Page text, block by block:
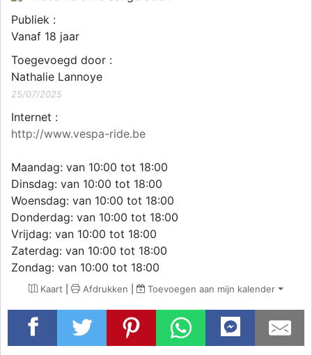
Publiek :
Vanaf 18 jaar
Toegevoegd door :
Nathalie Lannoye
25/07/2025
Internet :
http://www.vespa-ride.be
Maandag: van 10:00 tot 18:00
Dinsdag: van 10:00 tot 18:00
Woensdag: van 10:00 tot 18:00
Donderdag: van 10:00 tot 18:00
Vrijdag: van 10:00 tot 18:00
Zaterdag: van 10:00 tot 18:00
Zondag: van 10:00 tot 18:00
Kaart | Afdrukken | Toevoegen aan mijn kalender